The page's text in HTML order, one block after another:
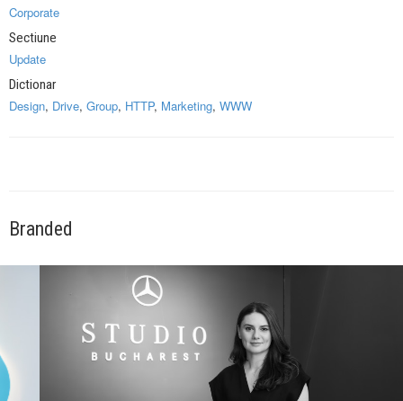
Corporate
Sectiune
Update
Dictionar
Design, Drive, Group, HTTP, Marketing, WWW
Branded